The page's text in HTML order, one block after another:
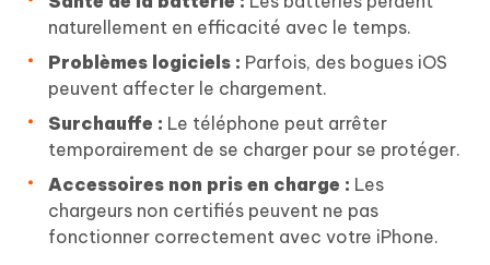
naturellement en efficacité avec le temps.
Problèmes logiciels : Parfois, des bogues iOS
peuvent affecter le chargement.
Surchauffe : Le téléphone peut arrêter
temporairement de se charger pour se protéger.
Accessoires non pris en charge : Les
chargeurs non certifiés peuvent ne pas
fonctionner correctement avec votre iPhone.